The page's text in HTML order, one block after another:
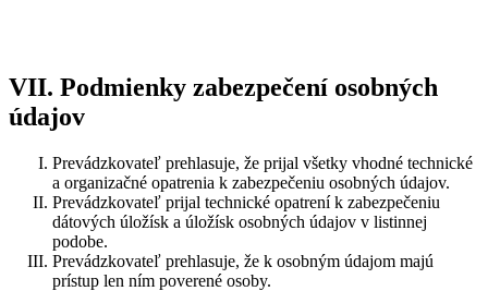
VII. Podmienky zabezpečení osobných
údajov
Prevádzkovateľ prehlasuje, že prijal všetky vhodné technické
a organizačné opatrenia k zabezpečeniu osobných údajov.
Prevádzkovateľ prijal technické opatrení k zabezpečeniu
dátových úložísk a úložísk osobných údajov v listinnej
podobe.
Prevádzkovateľ prehlasuje, že k osobným údajom majú
prístup len ním poverené osoby.